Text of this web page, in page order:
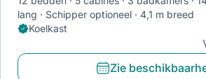
lang
Schipper optioneel
4,1 m breed
Koelkast
Zie